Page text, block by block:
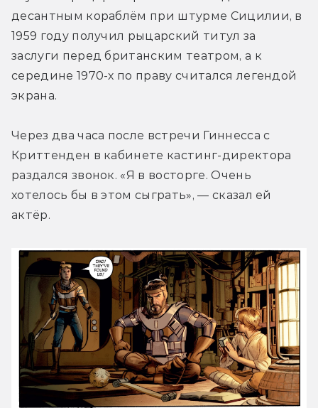
десантным кораблём при штурме Сицилии, в
1959 году получил рыцарский титул за
заслуги перед британским театром, а к
середине 1970-х по праву считался легендой
экрана.
Через два часа после встречи Гиннесса с
Криттенден в кабинете кастинг-директора
раздался звонок. «Я в восторге. Очень
хотелось бы в этом сыграть», — сказал ей
актёр.